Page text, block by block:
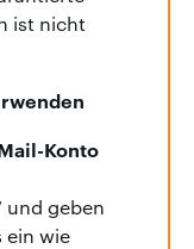
ist nicht
Konto
und geben
ein wie